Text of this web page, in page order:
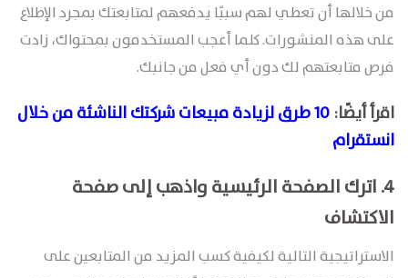
من خلالها أن تعطي لهم سببًا يدفعهم لمتابعتك بمجرد الإطلاع
على هذه المنشورات. كلما أعجب المستخدمون بمحتواك، زادت
فرص متابعتهم لك دون أي فعل من جانبك.
اقرأ أيضًا:
10 طرق لزيادة مبيعات شركتك الناشئة من خلال
انستقرام
4. اترك الصفحة الرئيسية واذهب إلى صفحة
الاكتشاف
الاستراتيجية التالية لكيفية كسب المزيد من المتابعين على